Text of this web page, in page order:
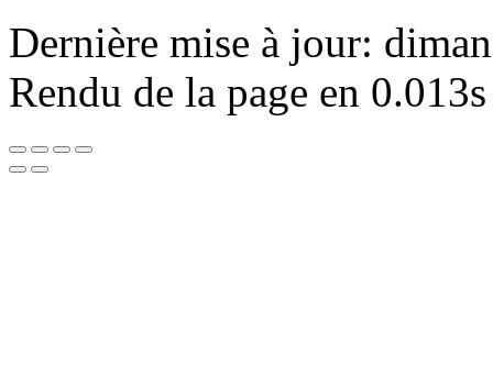
Dernière mise à jour:
Rendu de la page en 0.013s